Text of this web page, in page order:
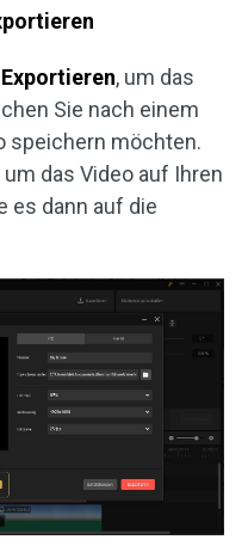
Exportieren, um das
Sie nach einem
speichern möchten.
um das Video auf Ihren
es dann auf die